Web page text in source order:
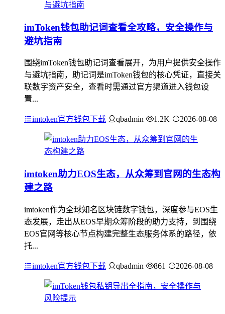
imToken钱包助记词查看全攻略，安全操作与
避坑指南
围绕imToken钱包助记词查看展开，为用户提供安全操作
与避坑指南，助记词是imToken钱包的核心凭证，直接关
联数字资产安全，查看时需通过官方渠道进入钱包设
置...
imtoken官方钱包下载 qbadmin 1.2K 2026-08-08
imtoken助力EOS生态，从众筹到官网的生态构
建之路
imtoken作为全球知名区块链数字钱包，深度参与EOS生
态发展，走出从EOS早期众筹阶段的助力支持，到围绕
EOS官网等核心节点构建完整生态服务体系的路径，依
托...
imtoken官方钱包下载 qbadmin 861 2026-08-08